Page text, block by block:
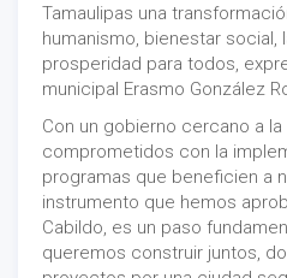
Tamaulipas una
humanismo, bienestar social,
prosperidad para todos,
municipal Erasmo González
Con un gobierno cercano a
comprometidos con la
programas que beneficien a
instrumento que hemos
Cabildo, es un paso
queremos construir juntos,